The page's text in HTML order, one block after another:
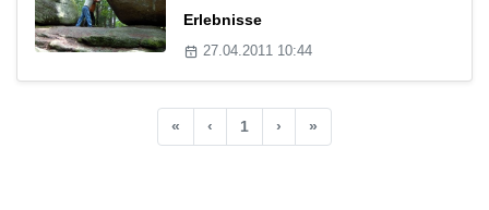
Erlebnisse
27.04.2011 10:44
« ‹ 1 › »